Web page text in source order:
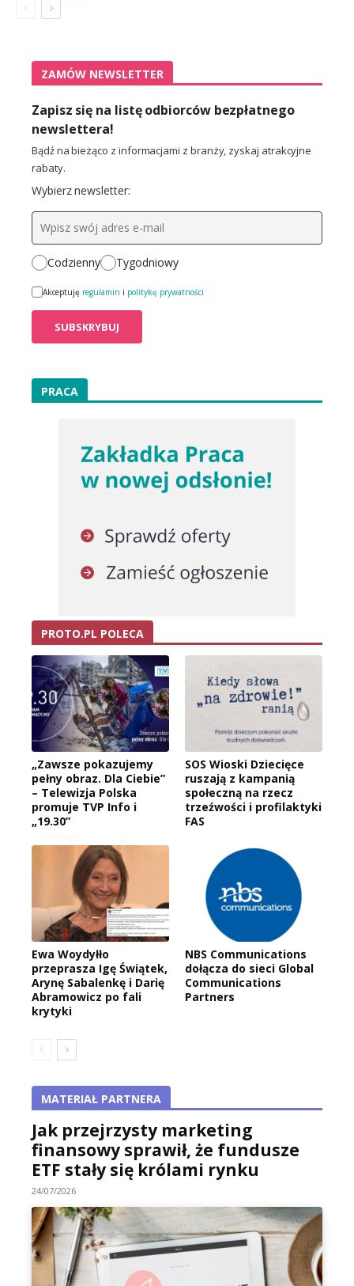
ZAMÓW NEWSLETTER
Zapisz się na listę odbiorców bezpłatnego
newslettera!
Bądź na bieżąco z informacjami z branży, zyskaj atrakcyjne
rabaty.
Wybierz newsletter:
Codzienny Tygodniowy
Akceptuję regulamin i politykę prywatności
PRACA
PROTO.PL POLECA
„Zawsze pokazujemy
pełny obraz. Dla Ciebie”
– Telewizja Polska
promuje TVP Info i
„19.30”
SOS Wioski Dziecięce
ruszają z kampanią
społeczną na rzecz
trzeźwości i profilaktyki
FAS
Ewa Woydyłło
przeprasza Igę Świątek,
Arynę Sabalenkę i Darię
Abramowicz po fali
krytyki
NBS Communications
dołącza do sieci Global
Communications
Partners
MATERIAŁ PARTNERA
Jak przejrzysty marketing
finansowy sprawił, że fundusze
ETF stały się królami rynku
24/07/2026